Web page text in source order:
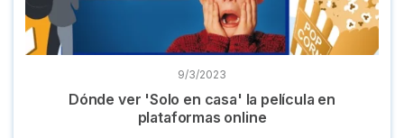
9/3/2023
Dónde ver 'Solo en casa' la película en
plataformas online